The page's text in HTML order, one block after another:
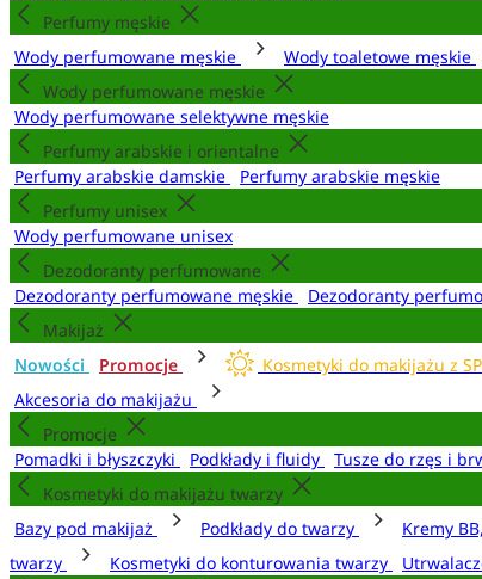
Perfumy męskie
Wody perfumowane męskie
Wody toaletowe męskie
Wody perfumowane męskie
Wody perfumowane selektywne męskie
Perfumy arabskie i orientalne
Perfumy arabskie damskie
Perfumy arabskie męskie
Perfumy unisex
Wody perfumowane unisex
Dezodoranty perfumowane
Dezodoranty perfumowane męskie
Dezodoranty
Makijaż
Nowości
Promocje Kosmetyki do makijażu z
Akcesoria do makijażu
Promocje
Pomadki i błyszczyki
Podkłady i fluidy Tusze do rzęs i
Kosmetyki do makijażu twarzy
Bazy pod makijaż
Podkłady do twarzy Kremy
twarzy
Kosmetyki do konturowania twarzy